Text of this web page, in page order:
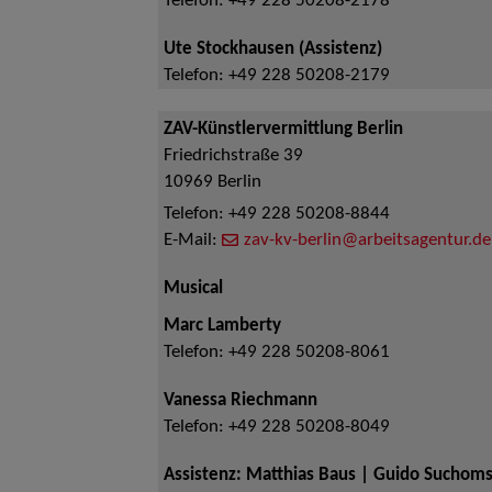
Ute Stockhausen (Assistenz)
Telefon: +49 228 50208-2179
ZAV-Künstlervermittlung Berlin
Friedrichstraße 39
10969 Berlin
Telefon: +49 228 50208-8844
E-Mail:
zav-kv-berlin@arbeitsagentur.de
Musical
Marc Lamberty
Telefon: +49 228 50208-8061
Vanessa Riechmann
Telefon: +49 228 50208-8049
Assistenz: Matthias Baus | Guido